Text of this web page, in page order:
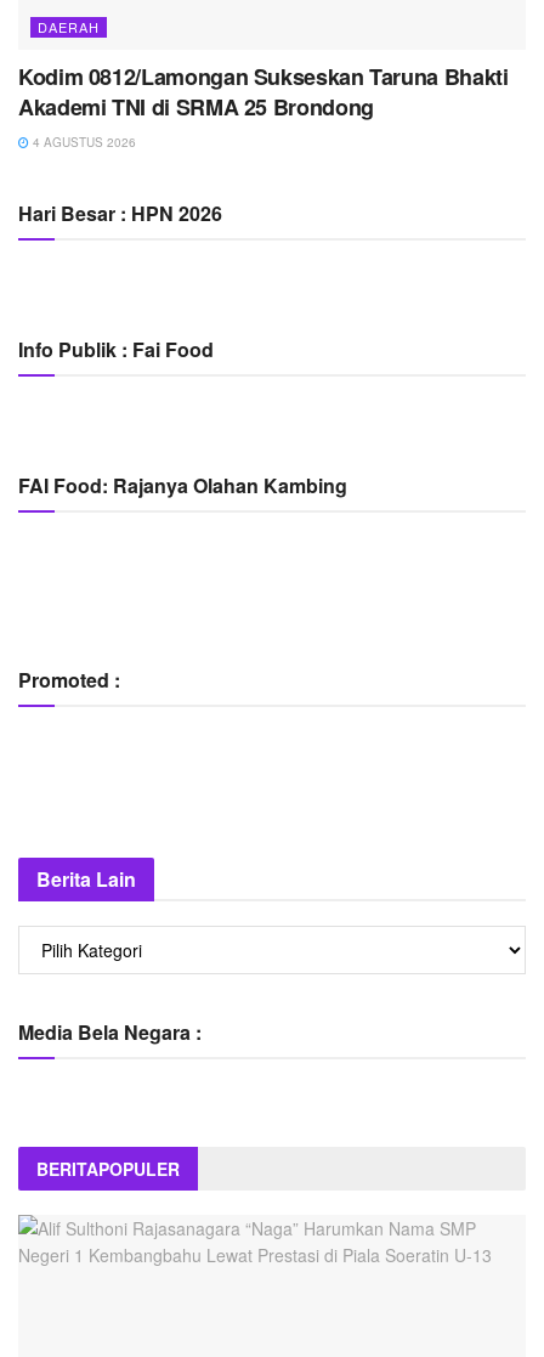
DAERAH
Kodim 0812/Lamongan Sukseskan Taruna Bhakti
Akademi TNI di SRMA 25 Brondong
4 AGUSTUS 2026
Hari Besar : HPN 2026
Info Publik : Fai Food
FAI Food: Rajanya Olahan Kambing
Promoted :
Berita Lain
Berita
Media Bela Negara :
BERITAPOPULER